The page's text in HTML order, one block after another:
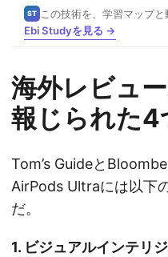
ST
この技術を、学習マップ
Ebi Studyを見る →
海外レビュ
報じられた4
Tom’s Guideと
AirPods Ultraには以下
だ。
1. ビジュアルインテリ